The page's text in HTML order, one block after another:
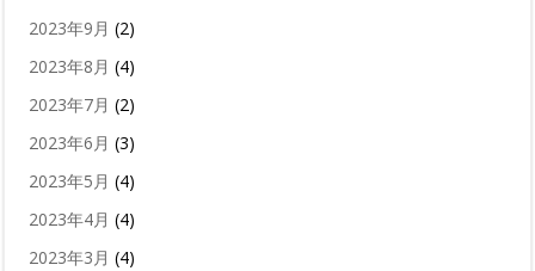
2023年9月 (2)
2023年8月 (4)
2023年7月 (2)
2023年6月 (3)
2023年5月 (4)
2023年4月 (4)
2023年3月 (4)